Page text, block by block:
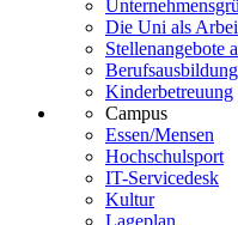
Die Uni als
Stellenangebote
Kinderbetreuung
Campus
Essen/Mensen
Hochschulsport
IT-Servicedesk
Kultur
Lageplan